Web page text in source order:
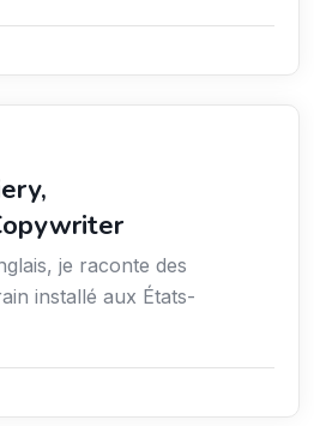
je raconte des
installé aux États-